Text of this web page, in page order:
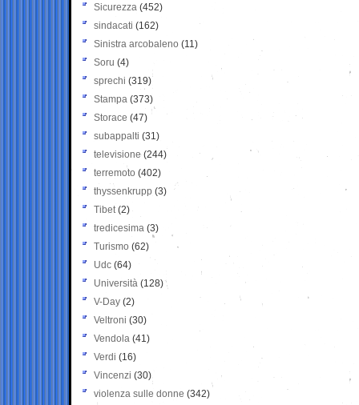
Sicurezza (452)
sindacati (162)
Sinistra arcobaleno (11)
Soru (4)
sprechi (319)
Stampa (373)
Storace (47)
subappalti (31)
televisione(244)
terremoto (402)
thyssenkrupp (3)
Tibet(2)
tredicesima (3)
Turismo (62)
Udc (64)
Università (128)
V-Day (2)
Veltroni (30)
Vendola (41)
Verdi (16)
Vincenzi (30)
violenza sulle donne (342)